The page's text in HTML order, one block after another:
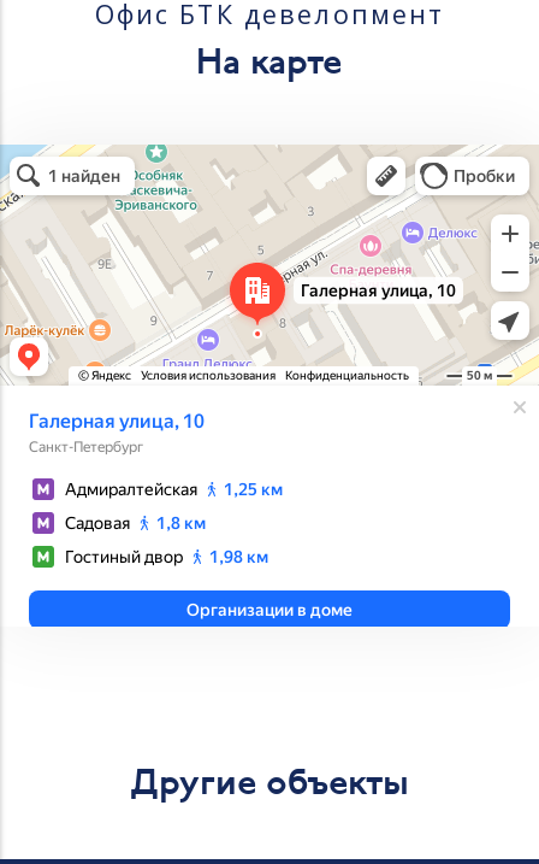
Офис БТК девелопмент
На карте
Другие объекты